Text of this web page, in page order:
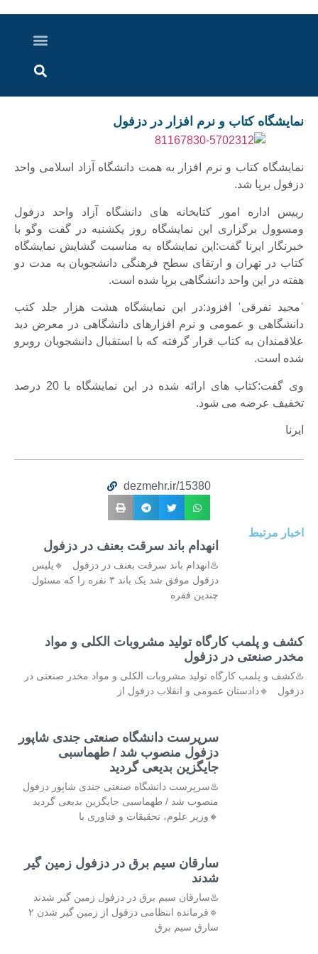
نمایشگاه کتاب و نرم افزار در دزفول
نمایشگاه کتاب و نرم افزار به همت دانشگاه آزاد اسلامی واحد
دزفول برپا شد.
رییس اداره امور کتابخانه های دانشگاه آزاد واحد دزفول
ومسوول برگزاری این نمایشگاه روز یکشنبه در گفت وگو با
خبرنگار ایرنا گفت:این نمایشگاه به مناسبت گشایش نمایشگاه
کتاب در تهران و ارتقای سطح فرهنگی دانشجویان به مدت دو
هفته در این واحد دانشگاهی برپا شده است.
ˈمجید تفرقیˈ افزود:در این نمایشگاه هشت هزار جلد کتب
دانشگاهی و عمومی و نرم افزارهای دانشگاهی در معرض دید
علاقمندان به کتاب قرار گرفته که با استقبال دانشجویان روبرو
شده است.
وی گفت:کتاب های ارائه شده در این نمایشگاه با 20 درصد
تخفیف عرضه می شود.
ایرنا
dezmehr.ir/15380
اخبار مرتبط
انهدام باند سرقت بعنف در دزفول
♨️انهدام باند سرقت بعنف در دزفول 🔹پلیس
دزفول موفق شد یک باند ۳ نفره را که مسئول
چندین فقره
کشف و پلمب کارگاه تولید مشروبات الکلی و مواد
مخدر صنعتی در دزفول
♨️کشف و پلمب کارگاه تولید مشروبات الکلی و مواد مخدر صنعتی در
دزفول 🔹دادستان عمومی و انقلاب دزفول از
سرپرست دانشگاه صنعتی جندی شاپور
دزفول منصوب شد / طهماسبی
جایگزین بدیعی گردید
♨️سرپرست دانشگاه صنعتی جندی شاپور دزفول
منصوب شد / طهماسبی جایگزین بدیعی گردید
🔸وزیر علوم، تحقیقات و فناوری با
سارقان سیم برق در دزفول زمین گیر
شدند
♨️سارقان سیم برق در دزفول زمین گیر شدند
🔹فرمانده انتظامی دزفول از زمین گیر شدن ۲
سارق سیم برق